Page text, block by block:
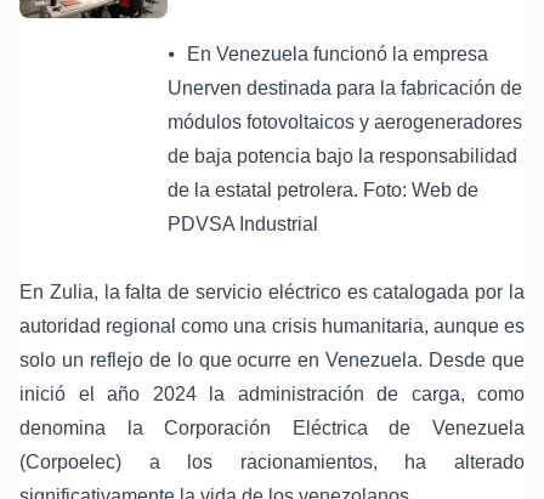
⦁
En Venezuela funcionó la empresa
Unerven destinada para la fabricación de
módulos fotovoltaicos y aerogeneradores
de baja potencia bajo la responsabilidad
de la estatal petrolera. Foto: Web de
PDVSA Industrial
En Zulia, la falta de servicio eléctrico es catalogada por la
autoridad regional como una crisis humanitaria, aunque es
solo un reflejo de lo que ocurre en Venezuela. Desde que
inició el año 2024 la administración de carga, como
denomina la Corporación Eléctrica de Venezuela
(Corpoelec) a los racionamientos, ha alterado